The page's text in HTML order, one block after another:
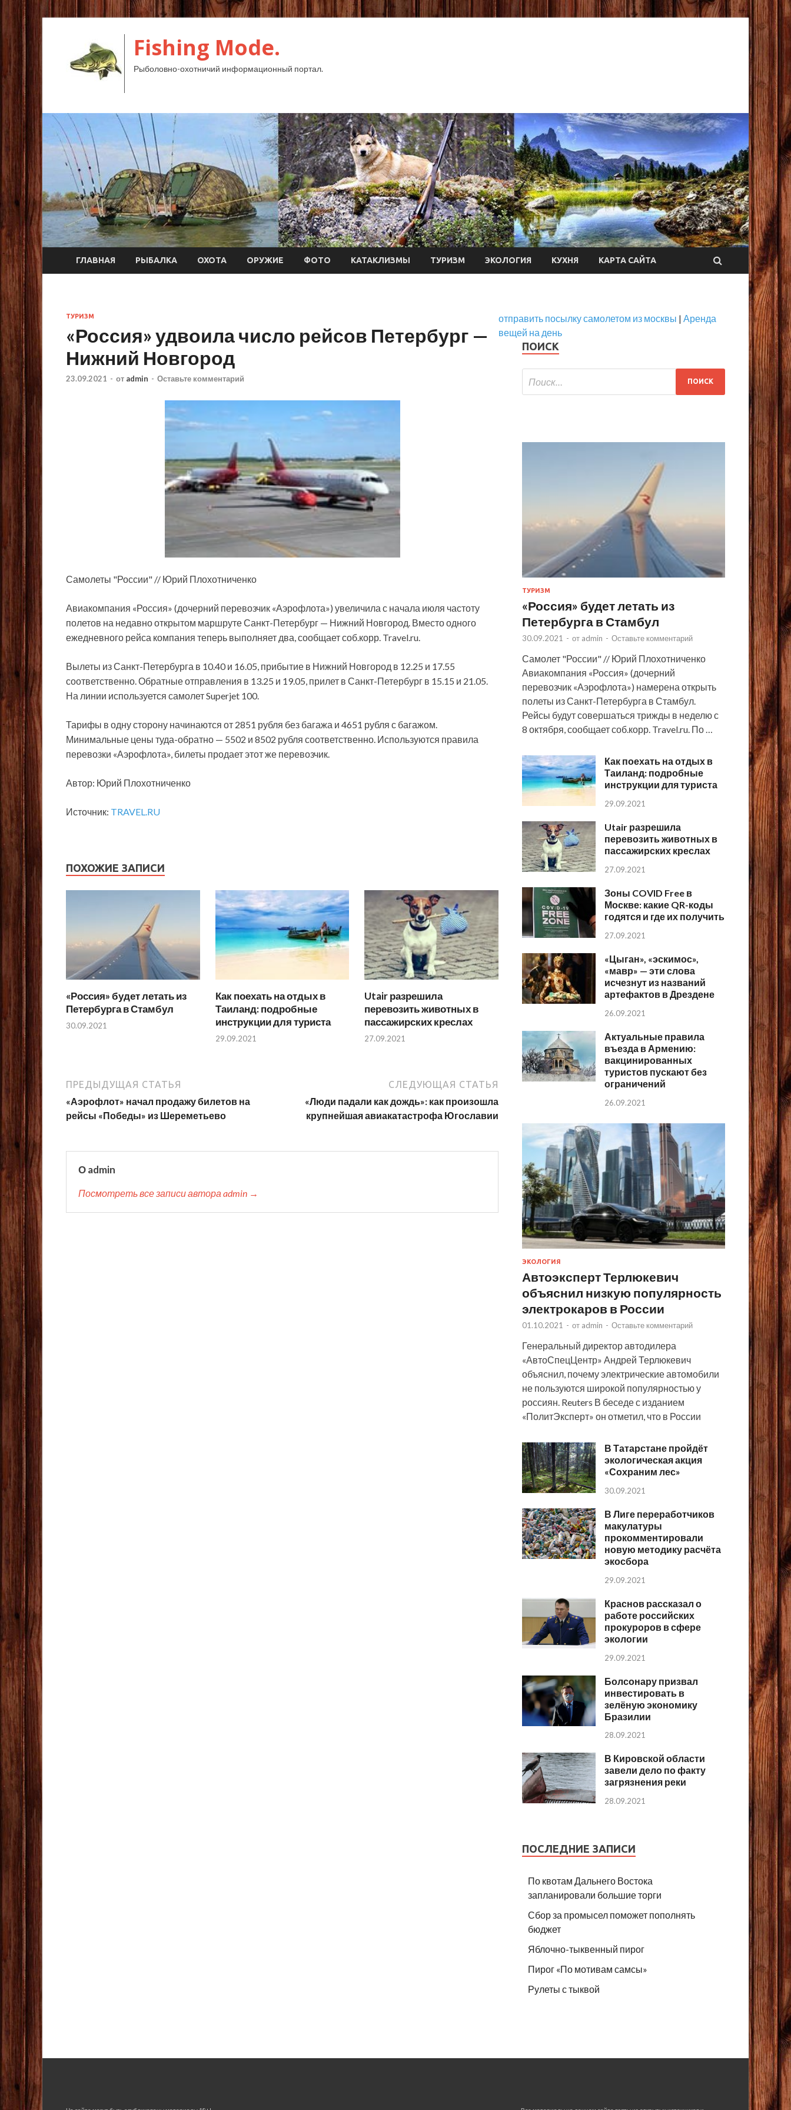
Fishing Mode.
Рыболовно-охотничий информационный портал.
ГЛАВНАЯ РЫБАЛКА ОХОТА ОРУЖИЕ ФОТО КАТАКЛИЗМЫ ТУРИЗМ ЭКОЛОГИЯ КУХНЯ КАРТА САЙТА
ТУРИЗМ
«Россия» удвоила число рейсов Петербург —
Нижний Новгород
23.09.2021 - от admin - Оставьте комментарий
Самолеты "России" // Юрий Плохотниченко
Авиакомпания «Россия» (дочерний перевозчик «Аэрофлота») увеличила с начала июля частоту
полетов на недавно открытом маршруте Санкт-Петербург — Нижний Новгород. Вместо одного
ежедневного рейса компания теперь выполняет два, сообщает соб.корр. Travel.ru.
Вылеты из Санкт-Петербурга в 10.40 и 16.05, прибытие в Нижний Новгород в 12.25 и 17.55
соответственно. Обратные отправления в 13.25 и 19.05, прилет в Санкт-Петербург в 15.15 и 21.05.
На линии используется самолет Superjet 100.
Тарифы в одну сторону начинаются от 2851 рубля без багажа и 4651 рубля с багажом.
Минимальные цены туда-обратно — 5502 и 8502 рубля соответственно. Используются правила
перевозки «Аэрофлота», билеты продает этот же перевозчик.
Автор: Юрий Плохотниченко
Источник: TRAVEL.RU
ПОХОЖИЕ ЗАПИСИ
«Россия» будет летать из
Петербурга в Стамбул
30.09.2021
Как поехать на отдых в
Таиланд: подробные
инструкции для туриста
29.09.2021
Utair разрешила
перевозить животных в
пассажирских креслах
27.09.2021
ПРЕДЫДУЩАЯ СТАТЬЯ
«Аэрофлот» начал продажу билетов на
рейсы «Победы» из Шереметьево
СЛЕДУЮЩАЯ СТАТЬЯ
«Люди падали как дождь»: как произошла
крупнейшая авиакатастрофа Югославии
О admin
Посмотреть все записи автора admin →
отправить посылку самолетом из москвы | Аренда
вещей на день
ПОИСК
ТУРИЗМ
«Россия» будет летать из
Петербурга в Стамбул
30.09.2021 - от admin - Оставьте комментарий
Самолет "России" // Юрий Плохотниченко
Авиакомпания «Россия» (дочерний
перевозчик «Аэрофлота») намерена открыть
полеты из Санкт-Петербурга в Стамбул.
Рейсы будут совершаться трижды в неделю с
8 октября, сообщает соб.корр. Travel.ru. По …
Как поехать на отдых в
Таиланд: подробные
инструкции для туриста
29.09.2021
Utair разрешила
перевозить животных в
пассажирских креслах
27.09.2021
Зоны COVID Free в
Москве: какие QR-коды
годятся и где их получить
27.09.2021
«Цыган», «эскимос»,
«мавр» — эти слова
исчезнут из названий
артефактов в Дрездене
26.09.2021
Актуальные правила
въезда в Армению:
вакцинированных
туристов пускают без
ограничений
26.09.2021
ЭКОЛОГИЯ
Автоэксперт Терлюкевич
объяснил низкую популярность
электрокаров в России
01.10.2021 - от admin - Оставьте комментарий
Генеральный директор автодилера
«АвтоСпецЦентр» Андрей Терлюкевич
объяснил, почему электрические автомобили
не пользуются широкой популярностью у
россиян. Reuters В беседе с изданием
«ПолитЭксперт» он отметил, что в России
В Татарстане пройдёт
экологическая акция
«Сохраним лес»
30.09.2021
В Лиге переработчиков
макулатуры
прокомментировали
новую методику расчёта
экосбора
29.09.2021
Краснов рассказал о
работе российских
прокуроров в сфере
экологии
29.09.2021
Болсонару призвал
инвестировать в
зелёную экономику
Бразилии
28.09.2021
В Кировской области
завели дело по факту
загрязнения реки
28.09.2021
ПОСЛЕДНИЕ ЗАПИСИ
По квотам Дальнего Востока
запланировали большие торги
Сбор за промысел поможет пополнять
бюджет
Яблочно-тыквенный пирог
Пирог «По мотивам самсы»
Рулеты с тыквой